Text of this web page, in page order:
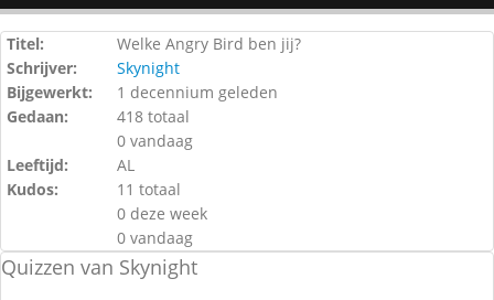
Titel:
Welke Angry Bird ben jij?
Schrijver:
Skynight
Bijgewerkt:
1 decennium geleden
Gedaan:
418 totaal
0 vandaag
Leeftijd:
AL
Kudos:
11 totaal
0 deze week
0 vandaag
Quizzen van Skynight